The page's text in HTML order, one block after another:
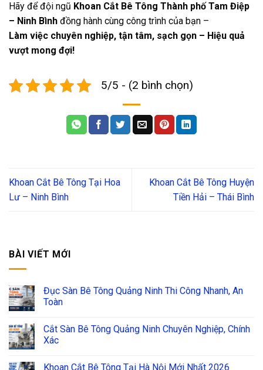
Hãy để đội ngũ Khoan Cắt Bê Tông Thành phố Tam Điệp
– Ninh Bình đồng hành cùng công trình của bạn –
Làm việc chuyên nghiệp, tận tâm, sạch gọn – Hiệu quả
vượt mong đợi!
5/5 - (2 bình chọn)
Khoan Cắt Bê Tông Tại Hoa
Lư – Ninh Bình
Khoan Cắt Bê Tông Huyện
Tiền Hải – Thái Bình
BÀI VIẾT MỚI
Đục Sàn Bê Tông Quảng Ninh Thi Công Nhanh, An
Toàn
Cắt Sàn Bê Tông Quảng Ninh Chuyên Nghiệp, Chính
Xác
Khoan Cắt Bê Tông Tại Hà Nội Mới Nhất 2026